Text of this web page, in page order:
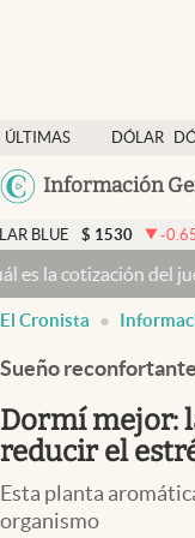
ÚLTIMAS
NOTICIAS
DÓLAR
Información
Dólar
Members
Economía y Política
Finanzas y Mercados
Mercados Online
Negocios
Columnistas
Otras secciones
Apertura
-0.65 %
6 de agosto minuto a
El Cronista
Sueño reconfortante
Dormí mejor:
reducir el
Esta planta
organismo